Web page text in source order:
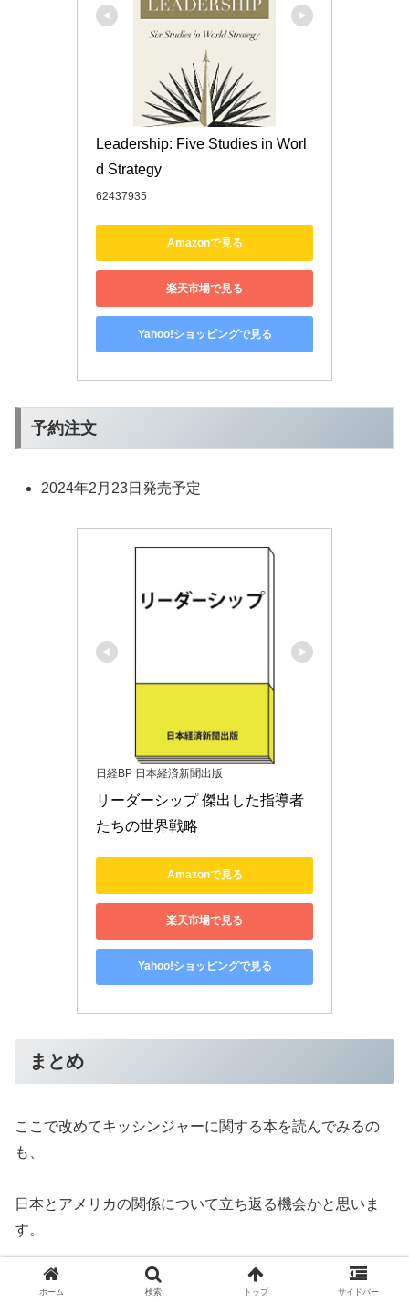
Leadership: Five Studies in Worl
d Strategy
62437935
Amazonで見る
楽天市場で見る
Yahoo!ショッピングで見る
予約注文
2024年2月23日発売予定
日経BP 日本経済新聞出版
リーダーシップ 傑出した指導者
たちの世界戦略
Amazonで見る
楽天市場で見る
Yahoo!ショッピングで見る
まとめ
ここで改めてキッシンジャーに関する本を読んでみるの
も、
日本とアメリカの関係について立ち返る機会かと思いま
す。
ホーム 検索 トップ サイドバー